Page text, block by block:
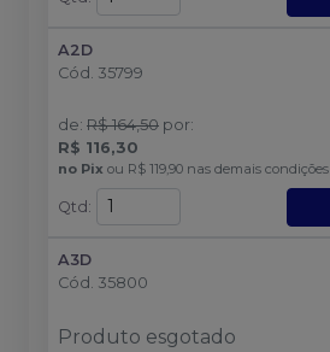
A2D
Cód. 35799
de: R$ 164,50 por:
R$ 116,30
no Pix ou R$ 119,90 nas demais condições
Qtd :
A3D
Cód. 35800
Produto esgotado